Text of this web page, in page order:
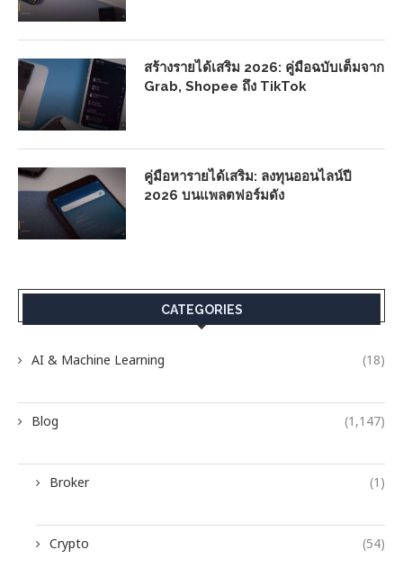
สร้างรายได้เสริม 2026: คู่มือฉบับเต็มจาก
Grab, Shopee ถึง TikTok
คู่มือหารายได้เสริม: ลงทุนออนไลน์ปี
2026 บนแพลตฟอร์มดัง
CATEGORIES
AI & Machine Learning (18)
Blog (1,147)
Broker (1)
Crypto (54)